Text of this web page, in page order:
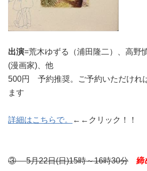
出演=荒木ゆずる（浦田隆二）、高野
(漫画家)、他
500円 予約推奨。ご予約いただけれ
ます
詳細はこちらで。 ←←クリック！！
③ 5月22日(日)15時～16時30分 締